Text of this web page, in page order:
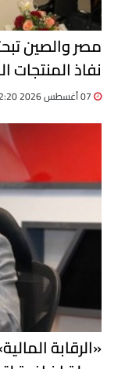
مصر والصين
نفاذ المنتجات
«الرقابة